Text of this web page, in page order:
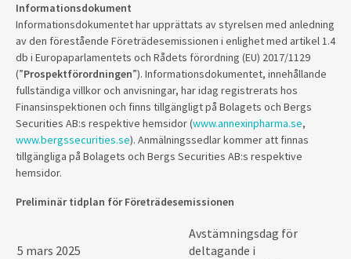
Informationsdokument
Informationsdokumentet har upprättats av styrelsen med anledning
av den förestående Företrädesemissionen i enlighet med artikel 1.4
db i Europaparlamentets och Rådets förordning (EU) 2017/1129
(”Prospektförordningen”). Informationsdokumentet, innehållande
fullständiga villkor och anvisningar, har idag registrerats hos
Finansinspektionen och finns tillgängligt på Bolagets och Bergs
Securities AB:s respektive hemsidor (www.annexinpharma.se,
www.bergssecurities.se). Anmälningssedlar kommer att finnas
tillgängliga på Bolagets och Bergs Securities AB:s respektive
hemsidor.
Preliminär tidplan för Företrädesemissionen
5 mars 2025
Avstämningsdag för
deltagande i